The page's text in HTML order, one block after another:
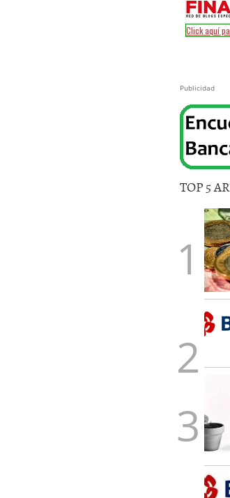
Publicidad
TOP 5